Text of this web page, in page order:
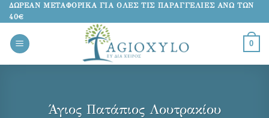
Μετάβαση
στο
περιεχόμενο
ΔΩΡΕΑΝ ΜΕΤΑΦΟΡΙΚΑ ΓΙΑ ΟΛΕΣ ΤΙΣ ΠΑΡΑΓΓΕΛΙΕΣ ΑΝΩ ΤΩΝ
40€
0
Άγιος Πατάπιος Λουτρακίου